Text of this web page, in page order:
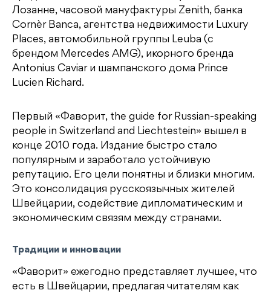
Лозанне, часовой мануфактуры Zenith, банка
Cornèr Banca, агентства недвижимости Luxury
Places, автомобильной группы Leuba (с
брендом Mercedes AMG), икорного бренда
Antonius Caviar и шампанского дома Prince
Lucien Richard.
Первый «Фаворит, the guide for Russian-speaking
people in Switzerland and Liechtestein» вышел в
конце 2010 года. Издание быстро стало
популярным и заработало устойчивую
репутацию. Его цели понятны и близки многим.
Это консолидация русскоязычных жителей
Швейцарии, содействие дипломатическим и
экономическим связям между странами.
Традиции и инновации
«Фаворит» ежегодно представляет лучшее, что
есть в Швейцарии, предлагая читателям как